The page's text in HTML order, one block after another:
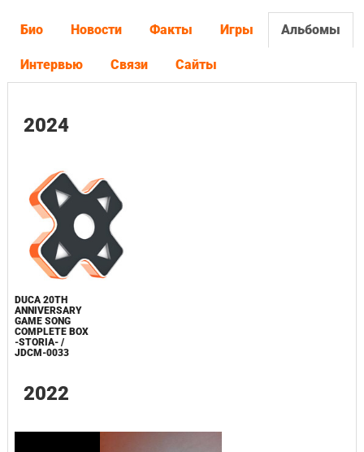
Био Новости Факты Игры Альбомы
Интервью Связи Сайты
2024
DUCA 20TH
ANNIVERSARY
GAME SONG
COMPLETE BOX
-STORIA- /
JDCM-0033
2022